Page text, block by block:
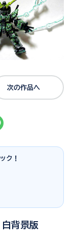
次の作品へ
ク！
背景版